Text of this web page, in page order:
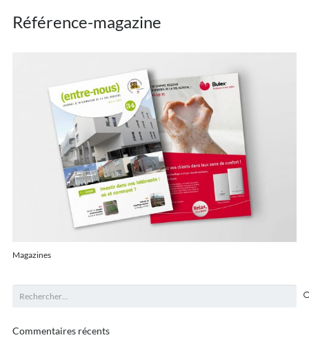
Référence-magazine
Magazines
Commentaires récents